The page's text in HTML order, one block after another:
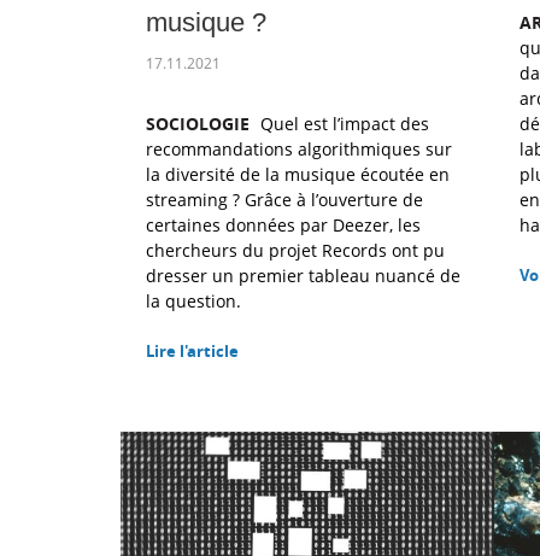
musique ?
17.11.2021
SOCIOLOGIE Quel est l’impact des
recommandations algorithmiques sur
la diversité de la musique écoutée en
streaming ? Grâce à l’ouverture de
certaines données par Deezer, les
chercheurs du projet Records ont pu
dresser un premier tableau nuancé de
la question.
Lire l'article